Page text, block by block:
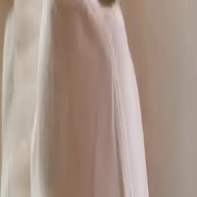
€150
Duration
Consulta Online
Reservar cita
Dermatología Especialista